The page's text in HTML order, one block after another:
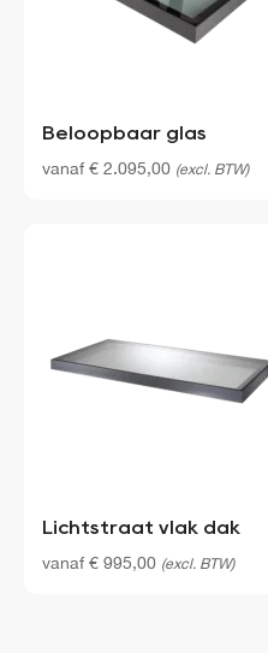
Beloopbaar glas
vanaf € 2.095,00 (excl. BTW)
Lichtstraat vlak dak
vanaf € 995,00 (excl. BTW)